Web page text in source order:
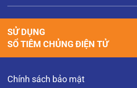
Chính sách bảo mật
SỬ DỤNG
SỔ TIÊM CHỦNG ĐIỆN TỬ